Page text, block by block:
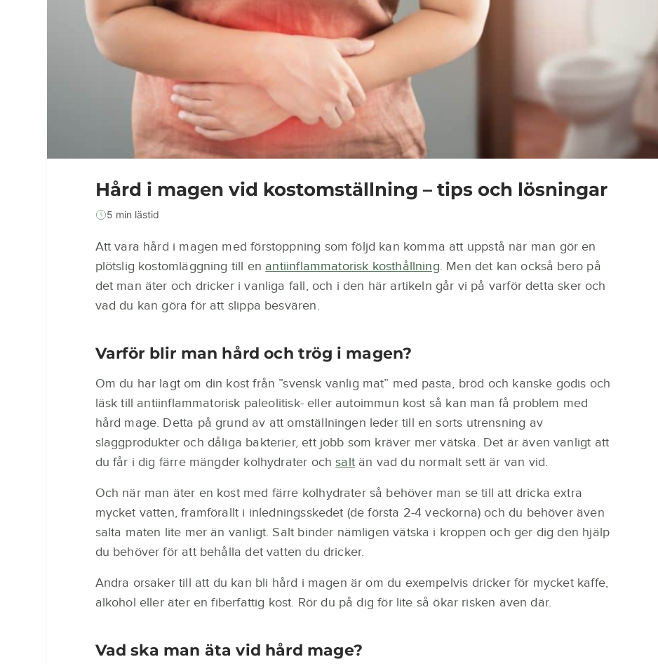
Hård i magen vid kostomställning – tips och lösningar
5 min lästid
Att vara hård i magen med förstoppning som följd kan komma att uppstå när man gör en
plötslig kostomläggning till en antiinflammatorisk kosthållning. Men det kan också bero på
det man äter och dricker i vanliga fall, och i den här artikeln går vi på varför detta sker och
vad du kan göra för att slippa besvären.
Varför blir man hård och trög i magen?
Om du har lagt om din kost från ”svensk vanlig mat” med pasta, bröd och kanske godis och
läsk till antiinflammatorisk paleolitisk- eller autoimmun kost så kan man få problem med
hård mage. Detta på grund av att omställningen leder till en sorts utrensning av
slaggprodukter och dåliga bakterier, ett jobb som kräver mer vätska. Det är även vanligt att
du får i dig färre mängder kolhydrater ochsaltän vad du normalt sett är van vid.
Och när man äter en kost med färre kolhydrater så behöver man se till att dricka extra
mycket vatten, framförallt i inledningsskedet (de första 2-4 veckorna) och du behöver även
salta maten lite mer än vanligt. Salt binder nämligen vätska i kroppen och ger dig den hjälp
du behöver för att behålla det vatten du dricker.
Andra orsaker till att du kan bli hård i magen är om du exempelvis dricker för mycket kaffe,
alkohol eller äter en fiberfattig kost. Rör du på dig för lite så ökar risken även där.
Vad ska man äta vid hård mage?